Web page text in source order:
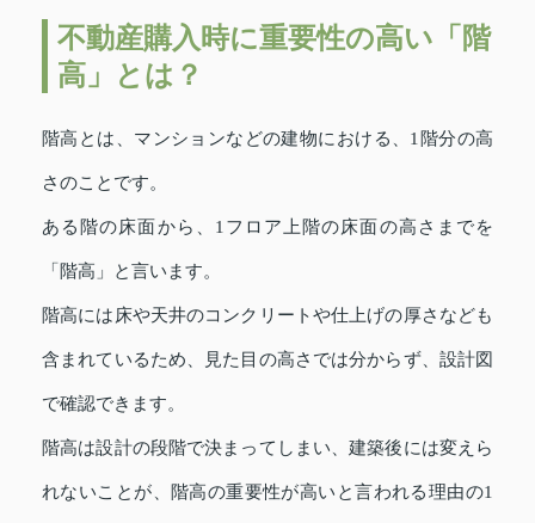
不動産購入時に重要性の高い「階
高」とは？
階高とは、マンションなどの建物における、1階分の高
さのことです。
ある階の床面から、1フロア上階の床面の高さまでを
「階高」と言います。
階高には床や天井のコンクリートや仕上げの厚さなども
含まれているため、見た目の高さでは分からず、設計図
で確認できます。
階高は設計の段階で決まってしまい、建築後には変えら
れないことが、階高の重要性が高いと言われる理由の1